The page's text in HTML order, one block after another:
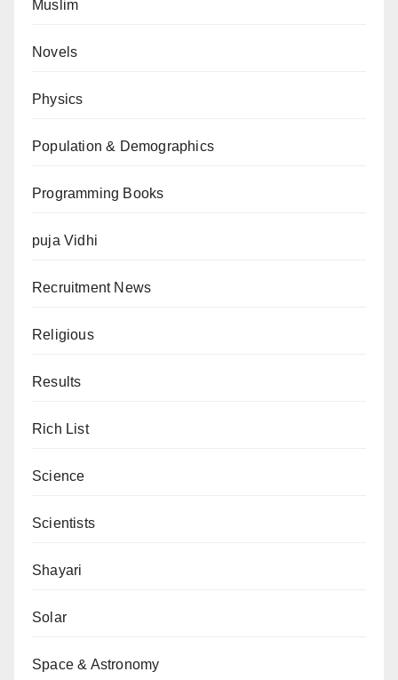
Muslim
Novels
Physics
Population & Demographics
Programming Books
puja Vidhi
Recruitment News
Religious
Results
Rich List
Science
Scientists
Shayari
Solar
Space & Astronomy